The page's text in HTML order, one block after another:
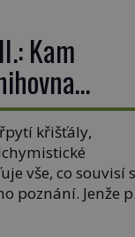
se tato […]
Kam
křišťály,
vše, co souvisí s
poznání. Jenže